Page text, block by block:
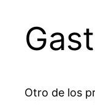
Otro de los